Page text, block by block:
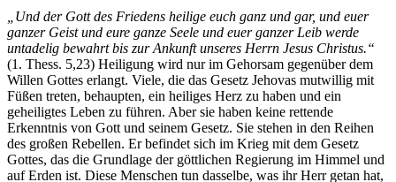
„Und der Gott des Friedens heilige euch ganz und gar, und euer
ganzer Geist und eure ganze Seele und euer ganzer Leib werde
untadelig bewahrt bis zur Ankunft unseres Herrn Jesus Christus.“
(1. Thess. 5,23) Heiligung wird nur im Gehorsam gegenüber dem
Willen Gottes erlangt. Viele, die das Gesetz Jehovas mutwillig mit
Füßen treten, behaupten, ein heiliges Herz zu haben und ein
geheiligtes Leben zu führen. Aber sie haben keine rettende
Erkenntnis von Gott und seinem Gesetz. Sie stehen in den Reihen
des großen Rebellen. Er befindet sich im Krieg mit dem Gesetz
Gottes, das die Grundlage der göttlichen Regierung im Himmel und
auf Erden ist. Diese Menschen tun dasselbe, was ihr Herr getan hat,